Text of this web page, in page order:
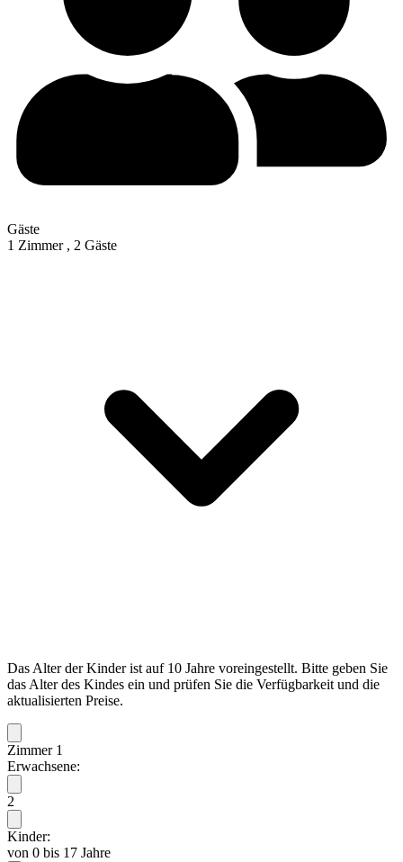
Gäste
1 Zimmer , 2 Gäste
Das Alter der Kinder ist auf 10 Jahre voreingestellt. Bitte geben Sie
das Alter des Kindes ein und prüfen Sie die Verfügbarkeit und die
aktualisierten Preise.
Zimmer 1
Erwachsene:
2
Kinder:
von 0 bis 17 Jahre